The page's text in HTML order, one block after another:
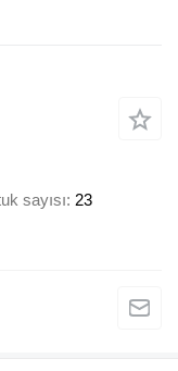
sayısı 23